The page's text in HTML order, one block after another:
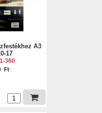
A3
17
360
Ft